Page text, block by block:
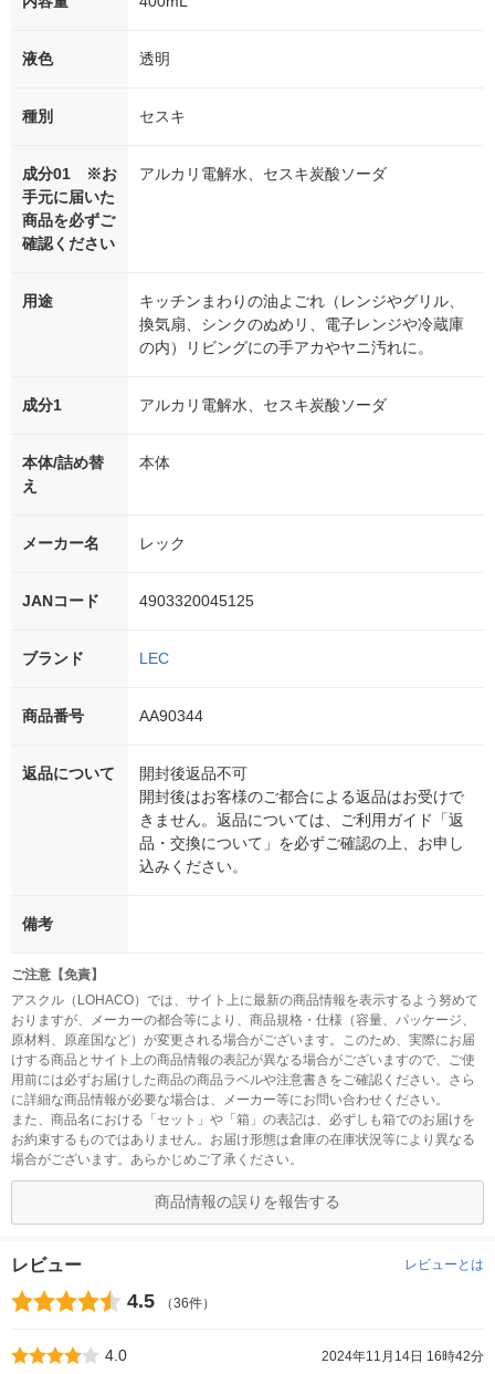
液色 透明
種別 セスキ
成分01 ※お
手元に届いた
商品を必ずご
確認ください
アルカリ電解水、セスキ炭酸ソーダ
用途
キッチンまわりの油よごれ（レンジやグリル、
換気扇、シンクのぬめリ、電子レンジや冷蔵庫
の内）リビングにの手アカやヤニ汚れに。
成分1 アルカリ電解水、セスキ炭酸ソーダ
本体/詰め替
え
本体
メーカー名 レック
JANコード 4903320045125
ブランド LEC
商品番号 AA90344
返品について
開封後返品不可
開封後はお客様のご都合による返品はお受けで
きません。返品については、ご利用ガイド「返
品・交換について」を必ずご確認の上、お申し
込みください。
備考
ご注意【免責】
アスクル（LOHACO）では、サイト上に最新の商品情報を表示するよう努めて
おりますが、メーカーの都合等により、商品規格・仕様（容量、パッケージ、
原材料、原産国など）が変更される場合がございます。このため、実際にお届
けする商品とサイト上の商品情報の表記が異なる場合がございますので、ご使
用前には必ずお届けした商品の商品ラベルや注意書きをご確認ください。さら
に詳細な商品情報が必要な場合は、メーカー等にお問い合わせください。
また、商品名における「セット」や「箱」の表記は、必ずしも箱でのお届けを
お約束するものではありません。お届け形態は倉庫の在庫状況等により異なる
場合がございます。あらかじめご了承ください。
商品情報の誤りを報告する
レビュー レビューとは
4.5 （36件）
4.0
2024年11月14日 16時42分